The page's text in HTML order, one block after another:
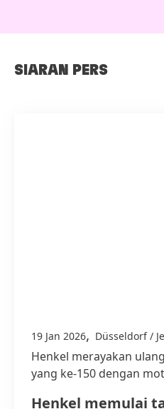
SIARAN PERS
19 Jan 2026, Düsseldorf /
Henkel merayakan
yang ke-150 dengan
Henkel memulai